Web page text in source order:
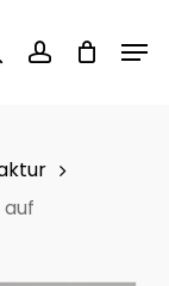
searchaccount